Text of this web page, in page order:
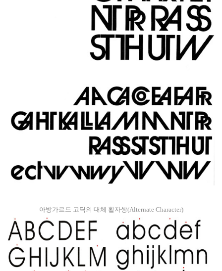
아방가르드 고딕의 대체 활자쌍(Alternate Character)